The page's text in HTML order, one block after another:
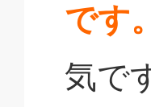
です。
気で